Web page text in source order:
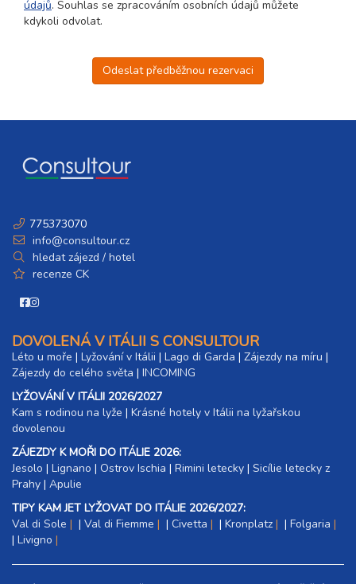
údajů. Souhlas se zpracováním osobních údajů můžete
kdykoli odvolat.
Odeslat předběžnou rezervaci
775373070
info@consultour.cz
hledat zájezd / hotel
recenze CK
DOVOLENÁ V ITÁLII S CONSULTOUR
Léto u moře | Lyžování v Itálii | Lago di Garda | Zájezdy na míru |
Zájezdy do celého světa | INCOMING
LYŽOVÁNÍ V ITÁLII 2026/2027
Kam s rodinou na lyže |​ Krásné hotely v Itálii na lyžařskou
dovolenou
ZÁJEZDY K MOŘI DO ITÁLIE 2026:
Jesolo | Lignano | Ostrov Ischia | Rimini letecky | Sicílie letecky z
Prahy | Apulie
TIPY KAM JET LYŽOVAT DO ITÁLIE 2026/2027:
Val di Sole
| Val di Fiemme | Civetta | Kronplatz | Folgaria
| Livigno